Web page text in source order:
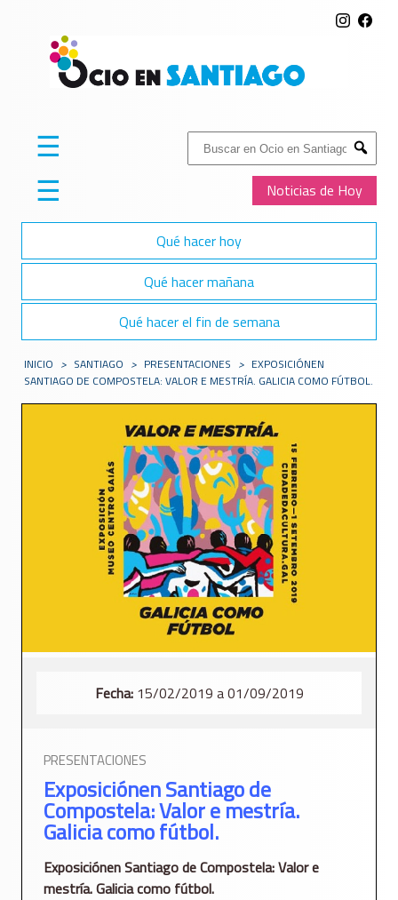
Buscar:
Submit
Noticias de Hoy
☰
☰
Qué hacer hoy
Qué hacer mañana
Qué hacer el fin de semana
INICIO > SANTIAGO > PRESENTACIONES > EXPOSICIÓNEN
SANTIAGO DE COMPOSTELA: VALOR E MESTRÍA. GALICIA COMO FÚTBOL.
Fecha:15/02/2019 a 01/09/2019
PRESENTACIONES
Exposiciónen Santiago de
Compostela: Valor e mestría.
Galicia como fútbol.
Exposiciónen Santiago de Compostela: Valor e
mestría. Galicia como fútbol.